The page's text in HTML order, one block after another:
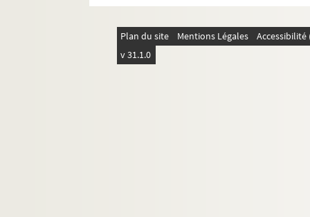
Plan du site Mentions Légales
v 31.1.0